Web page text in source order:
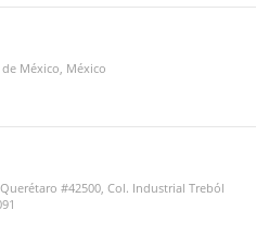
México, México
#42500, Col. Industrial Treból